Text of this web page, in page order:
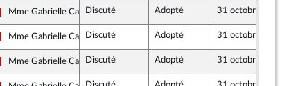
La France insoumise - Nouveau Front Populaire
Mme Gabrielle CathalaDiscuté Adopté 31 octobre 2024
La France insoumise - Nouveau Front Populaire
Mme Gabrielle CathalaDiscuté Adopté 31 octobre 2024
La France insoumise - Nouveau Front Populaire
Mme Gabrielle CathalaDiscuté Adopté 31 octobre 2024